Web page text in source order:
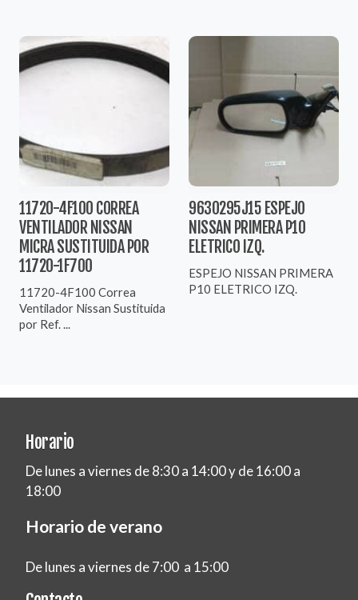
11720-4F100 CORREA
VENTILADOR NISSAN
MICRA SUSTITUIDA POR
11720-1F700
11720-4F100 Correa
Ventilador Nissan Sustituida
por Ref. ...
9630295J15 ESPEJO
NISSAN PRIMERA P10
ELETRICO IZQ.
ESPEJO NISSAN PRIMERA
P10 ELETRICO IZQ.
Horario
De lunes a viernes de 8:30 a 14:00 y de 16:00 a
18:00
Horario de verano
De lunes a viernes de 7:00 a 15:00